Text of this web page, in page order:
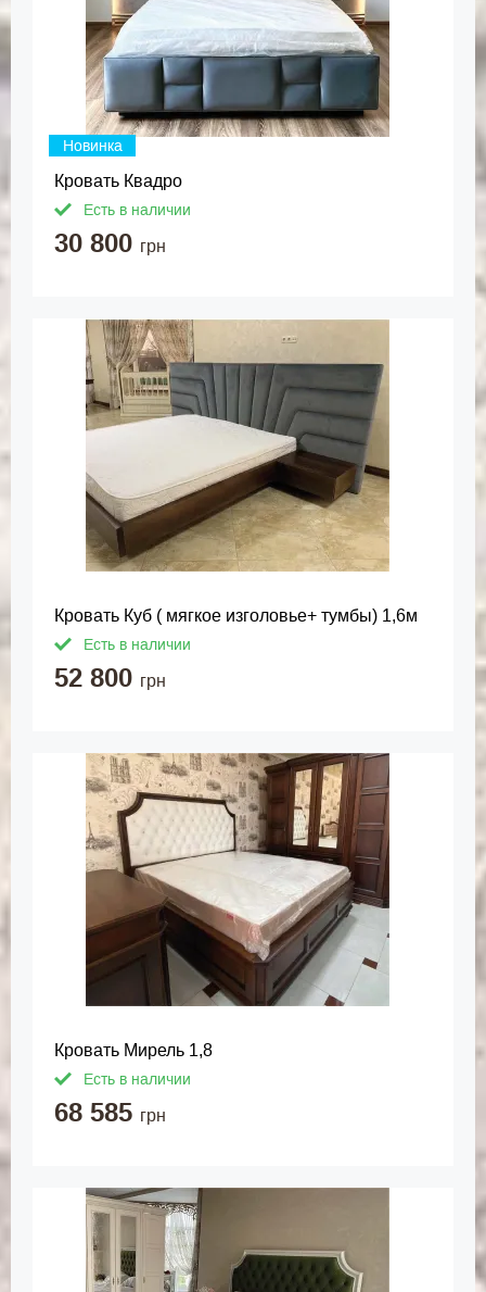
Новинка
Кровать Квадро
Есть в наличии
30 800 грн
Кровать Куб ( мягкое изголовье+ тумбы) 1,6м
Есть в наличии
52 800 грн
Кровать Мирель 1,8
Есть в наличии
68 585 грн